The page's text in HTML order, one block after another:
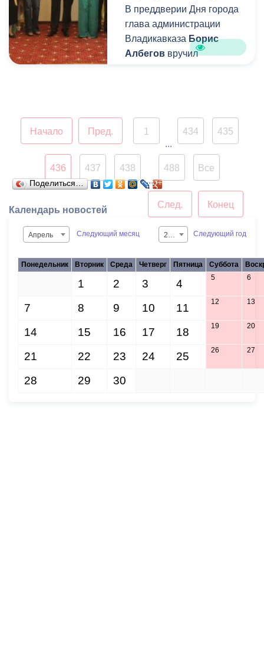
В преддверии Дня города
глава администрации
Владикавказа Борис
Албегов вручил
благоустроили свои
прилегающие территории
и тем самым внесли
весомый вклад в развитие
городской среды.
Начало Пред.
1
...
434 435
436 437
438
...
488 Все
Конец
След.
Поделиться…
Календарь новостей
Апрель Следующий месяц 2015 Следующий год
Понедельник Вторник Среда Четверг Пятница Суббота
1 2 3 4 5 6
7 8 9 10 11 12 13
14 15 16 17 18 19 20
21 22 23 24 25 26 27
28 29 30